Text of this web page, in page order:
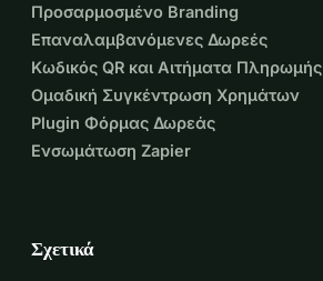
Προσαρμοσμένο Branding
Επαναλαμβανόμενες Δωρεές
Κωδικός QR και Αιτήματα Πληρωμής
Ομαδική Συγκέντρωση Χρημάτων
Plugin Φόρμας Δωρεάς
Ενσωμάτωση Zapier
Σχετικά